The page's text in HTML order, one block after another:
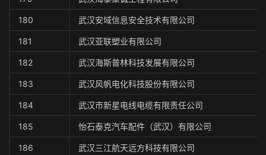
180 武汉安域信息安全技术有限公司
181 武汉亚联塑业有限公司
182 武汉海斯普林科技发展有限公司
183 武汉风帆电化科技股份有限公司
184 武汉市新星电线电缆有限责任公司
185 怡石泰克汽车配件（武汉）有限公司
186 武汉三江航天远方科技有限公司